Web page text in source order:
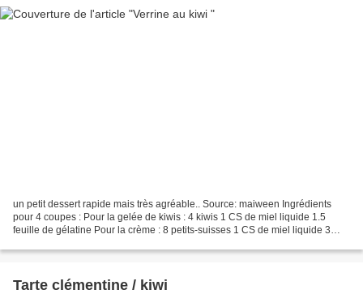
un petit dessert rapide mais très agréable.. Source: maiween Ingrédients
pour 4 coupes : Pour la gelée de kiwis : 4 kiwis 1 CS de miel liquide 1.5
feuille de gélatine Pour la crème : 8 petits-suisses 1 CS de miel liquide 3
Tarte clémentine / kiwi